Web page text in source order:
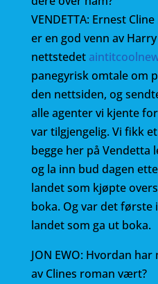
VENDETTA: Ernest
er en god venn av
nettstedet
panegyrisk omtale om
den nettsiden, og
alle agenter vi kjente
var tilgjengelig. Vi fikk
begge her på Vendetta
og la inn bud dagen
landet som kjøpte
boka. Og var det første
landet som ga ut boka.
JON EWO: Hvordan
av Clines roman vært?